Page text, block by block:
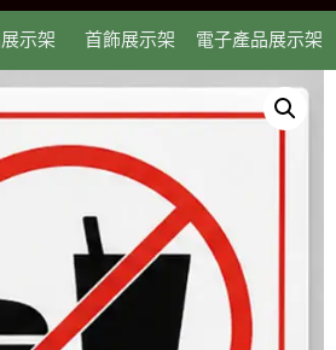
示架 首飾展示架 電子產品展示架